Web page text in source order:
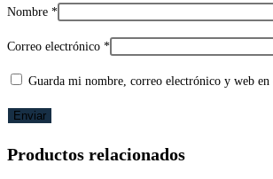
Nombre *
Correo electrónico *
Guarda mi nombre, correo electrónico y web
Productos relacionados